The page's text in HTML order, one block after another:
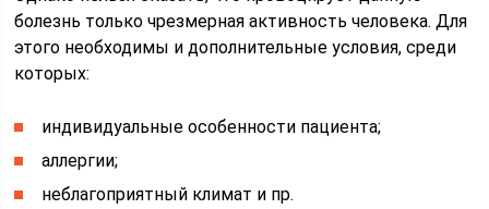
болезнь только чрезмерная активность человека. Для
этого необходимы и дополнительные условия, среди
которых:
индивидуальные особенности пациента;
аллергии;
неблагоприятный климат и пр.